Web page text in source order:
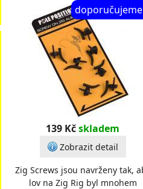
doporučujeme
139 Kčskladem
Zobrazit detail
Zig Screws jsou navrženy tak,
lov na Zig Rig byl mnohem